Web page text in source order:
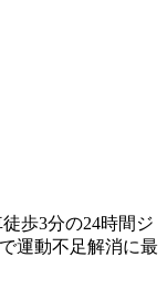
歩3分の24時間ジ
運動不足解消に最